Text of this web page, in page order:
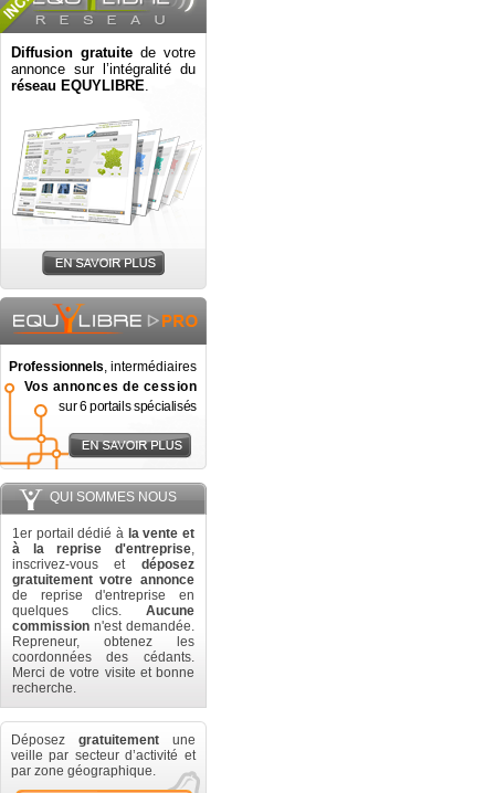
Diffusion gratuite de votre
annonce sur l’intégralité du
réseau EQUYLIBRE.
Professionnels, intermédiaires
Vos annonces de cession
sur 6 portails spécialisés
QUI SOMMES NOUS
1er portail dédié à la vente et
à la reprise d'entreprise,
inscrivez-vous et déposez
gratuitement votre annonce
de reprise d'entreprise en
quelques clics. Aucune
commission n'est demandée.
Repreneur, obtenez les
coordonnées des cédants.
Merci de votre visite et bonne
recherche.
Déposez gratuitement une
veille par secteur d’activité et
par zone géographique.